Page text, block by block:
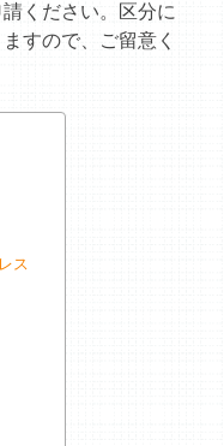
ください。区分に
すので、ご留意く
ス